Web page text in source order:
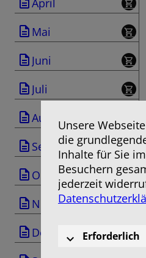
April
Mai
Juni
Juli
August
September
Oktober
November
Dezember
Unsere
die
Inhalte für Sie
Besuchern
jederzeit
Erforderlich